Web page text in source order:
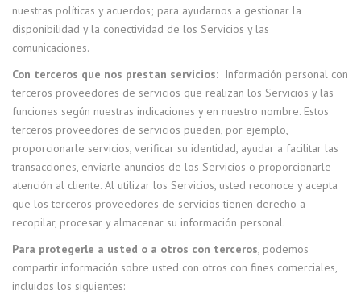
nuestras políticas y acuerdos; para ayudarnos a gestionar la
disponibilidad y la conectividad de los Servicios y las
comunicaciones.
Con terceros que nos prestan servicios: Información personal con
terceros proveedores de servicios que realizan los Servicios y las
funciones según nuestras indicaciones y en nuestro nombre. Estos
terceros proveedores de servicios pueden, por ejemplo,
proporcionarle servicios, verificar su identidad, ayudar a facilitar las
transacciones, enviarle anuncios de los Servicios o proporcionarle
atención al cliente. Al utilizar los Servicios, usted reconoce y acepta
que los terceros proveedores de servicios tienen derecho a
recopilar, procesar y almacenar su información personal.
Para protegerle a usted o a otros con terceros, podemos
compartir información sobre usted con otros con fines comerciales,
incluidos los siguientes: